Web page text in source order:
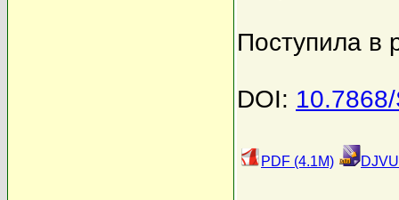
Поступила в
DOI:
PDF (4.1M)